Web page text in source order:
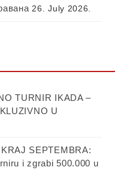
26. July 2026.
TURNIR IKADA –
U
SEPTEMBRA:
i zgrabi 500.000 u